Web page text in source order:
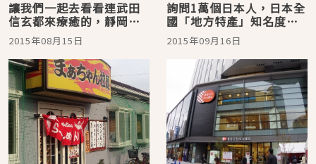
讓我們一起去看看連武田
信玄都來療癒的，靜岡縣
最強的「美人湯」・梅島
Konya溫泉！
2015年08月15日
詢問1萬個日本人，日本全
國「地方特產」知名度排
行榜第1名是
2015年09月16日